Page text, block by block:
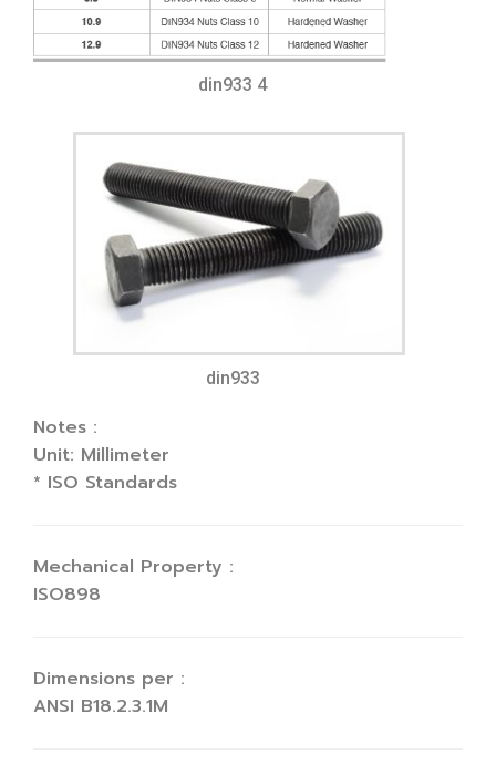
din933 4
din933
Notes :
Unit: Millimeter
* ISO Standards
Mechanical Property :
ISO898
Dimensions per :
ANSI B18.2.3.1M